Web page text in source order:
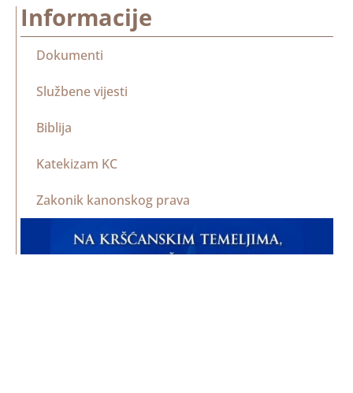
Informacije
Dokumenti
Službene vijesti
Biblija
Katekizam KC
Zakonik kanonskog prava